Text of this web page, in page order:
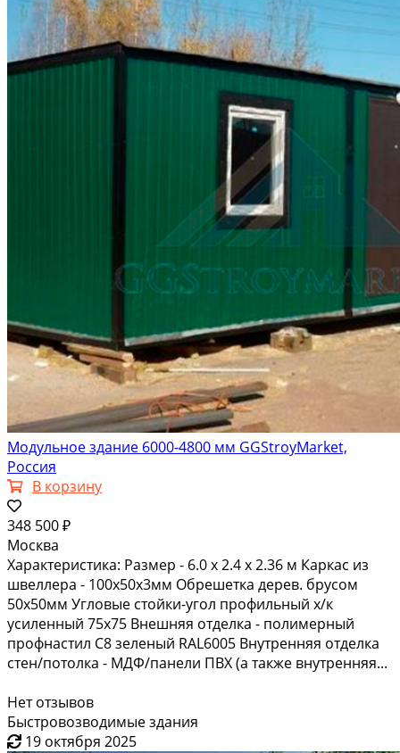
Модульное здание 6000-4800 мм GGStroyMarket,
Россия
В корзину
348 500 ₽
Москва
Характеристика: Размер - 6.0 х 2.4 х 2.36 м Каркас из
швеллера - 100х50х3мм Обрешетка дерев. брусом
50х50мм Угловые стойки-угол профильный х/к
усиленный 75х75 Внешняя отделка - полимерный
профнастил С8 зеленый RAL6005 Внутренняя отделка
стен/потолка - МДФ/панели ПВХ (а также внутренняя...
Нет отзывов
Быстровозводимые здания
19 октября 2025